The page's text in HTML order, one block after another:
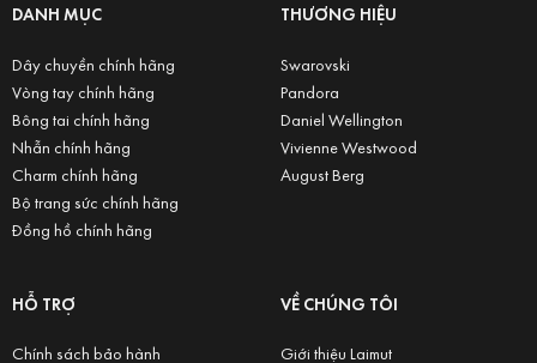
DANH MỤC
Dây chuyền chính hãng
Vòng tay chính hãng
Bông tai chính hãng
Nhẫn chính hãng
Charm chính hãng
Bộ trang sức chính hãng
Đồng hồ chính hãng
THƯƠNG HIỆU
Swarovski
Pandora
Daniel Wellington
Vivienne Westwood
August Berg
HỖ TRỢ
Chính sách bảo hành
VỀ CHÚNG TÔI
Giới thiệu Laimut